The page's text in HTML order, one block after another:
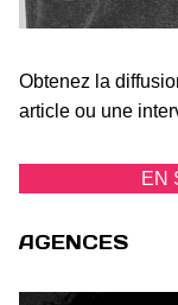
Obtenez la
article ou une
EN
AGENCES